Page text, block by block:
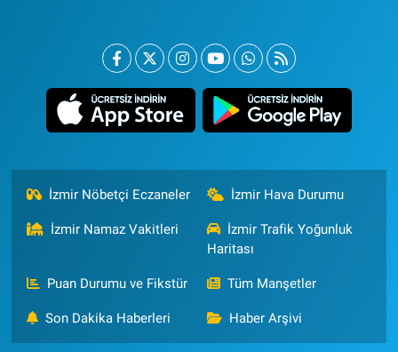
İzmir Nöbetçi Eczaneler İzmir Hava Durumu
İzmir Namaz Vakitleri
İzmir Trafik Yoğunluk
Haritası
Puan Durumu ve Fikstür Tüm Manşetler
Son Dakika Haberleri Haber Arşivi